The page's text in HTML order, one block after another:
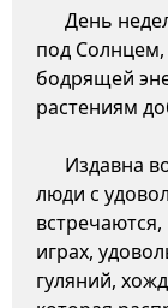
День
под Солнцем,
бодрящей
растениям
Издавна
люди с
играх,
гуляний,